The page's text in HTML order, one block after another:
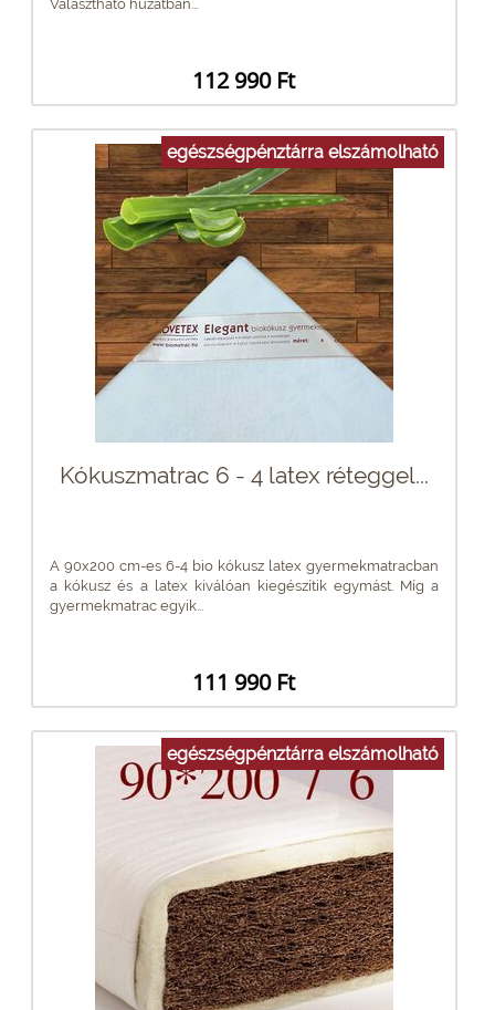
Választható huzatban...
112 990 Ft
egészségpénztárra elszámolható
Kókuszmatrac 6 - 4 latex réteggel...
A 90x200 cm-es 6-4 bio kókusz latex gyermekmatracban
a kókusz és a latex kiválóan kiegészítik egymást. Míg a
gyermekmatrac egyik...
111 990 Ft
egészségpénztárra elszámolható